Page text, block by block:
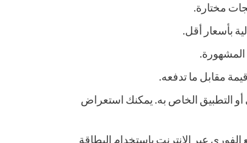
مختارة.
بأسعار أقل.
المشهورة.
مقابل ما تدفعه.
أو التطبيق الخاص به. يمكنك استعراض
عبر الإنترنت باستخدام البطاقة